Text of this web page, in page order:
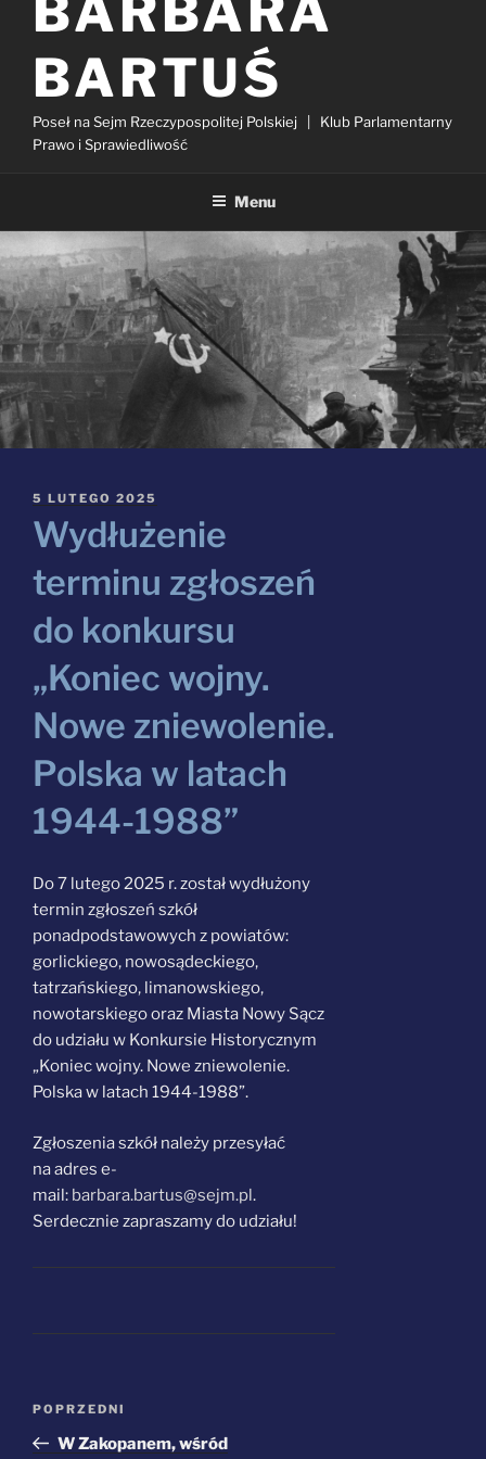
BARBARA
BARTUŚ
Poseł na Sejm Rzeczypospolitej Polskiej | Klub Parlamentarny
Prawo i Sprawiedliwość
Menu
OPUBLIKOWANE
5 LUTEGO 2025
Wydłużenie
terminu zgłoszeń
do konkursu
„Koniec wojny.
Nowe zniewolenie.
Polska w latach
1944-1988”
Do 7 lutego 2025 r. został wydłużony
termin zgłoszeń szkół
ponadpodstawowych z powiatów:
gorlickiego, nowosądeckiego,
tatrzańskiego, limanowskiego,
nowotarskiego oraz Miasta Nowy Sącz
do udziału w Konkursie Historycznym
„Koniec wojny. Nowe zniewolenie.
Polska w latach 1944-1988”.
Zgłoszenia szkół należy przesyłać
na adres e-
mail: barbara.bartus@sejm.pl.
Serdecznie zapraszamy do udziału!
Poprzedni
wpis
POPRZEDNI
W Zakopanem, wśród